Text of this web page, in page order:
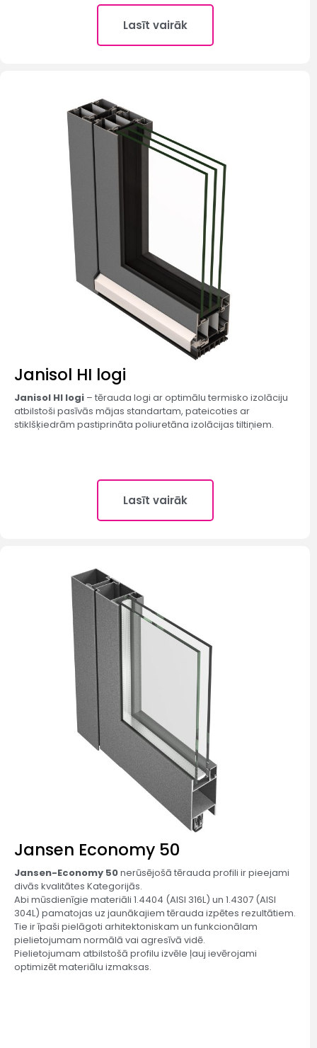
Lasīt vairāk
Janisol HI logi
Janisol HI logi – tērauda logi ar optimālu termisko izolāciju
atbilstoši pasīvās mājas standartam, pateicoties ar
stiklšķiedrām pastiprināta poliuretāna izolācijas tiltiņiem.
Lasīt vairāk
Jansen Economy 50
Jansen-Economy 50nerūsējošā tērauda profili ir pieejami
divās kvalitātes Kategorijās.
Abi mūsdienīgie materiāli 1.4404 (AISI 316L) un 1.4307 (AISI
304L) pamatojas uz jaunākajiem tērauda izpētes rezultātiem.
Tie ir īpaši pielāgoti arhitektoniskam un funkcionālam
pielietojumam normālā vai agresīvā vidē.
Pielietojumam atbilstošā profilu izvēle ļauj ievērojami
optimizēt materiālu izmaksas.